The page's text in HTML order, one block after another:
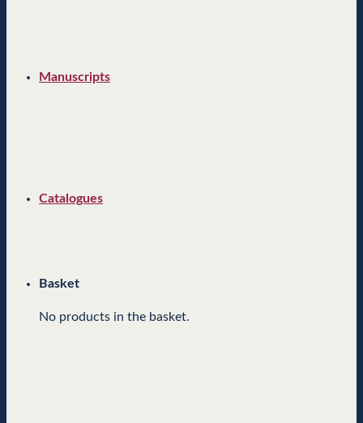
Manuscripts
Catalogues
Basket
No products in the basket.